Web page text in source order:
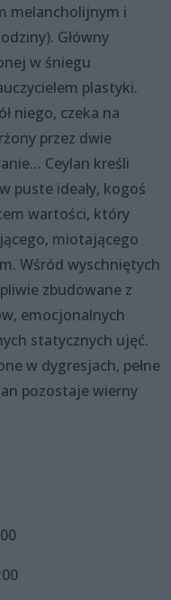
melancholijnym i
Główny
w śniegu
plastyki.
niego, czeka na
przez dwie
Ceylan kreśli
puste ideały, kogoś
wartości, który
miotającego
Wśród wyschniętych
zbudowane z
emocjonalnych
statycznych ujęć.
w dygresjach, pełne
pozostaje wierny